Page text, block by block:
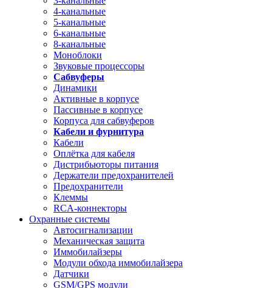
4-канальные
5-канальные
6-канальные
8-канальные
Моноблоки
Звуковые процессоры
Сабвуферы
Динамики
Активные в корпусе
Пассивные в корпусе
Корпуса для сабвуферов
Кабели и фурнитура
Кабели
Оплётка для кабеля
Дистрибьюторы питания
Держатели предохранителей
Предохранители
Клеммы
RCA-коннекторы
Охранные системы
Автосигнализации
Механическая защита
Иммобилайзеры
Модули обхода иммобилайзера
Датчики
GSM/GPS модули